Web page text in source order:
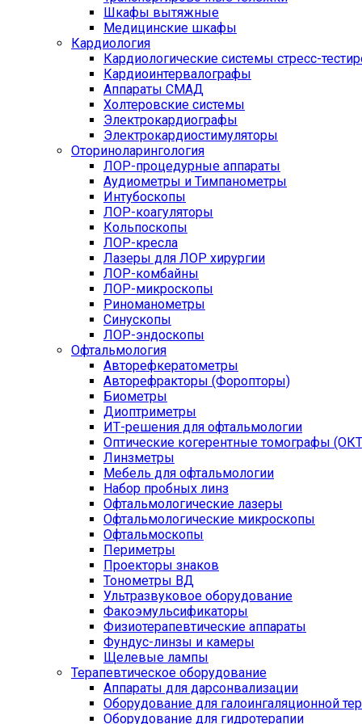
Шкафы вытяжные
Медицинские шкафы
Кардиология
Кардиологические системы стресс-
Кардиоинтервалографы
Аппараты СМАД
Холтеровские системы
Электрокардиографы
Электрокардиостимуляторы
Оториноларингология
ЛОР-процедурные аппараты
Аудиометры и Тимпанометры
Интубоскопы
ЛОР-коагуляторы
Кольпоскопы
ЛОР-кресла
Лазеры для ЛОР хирургии
ЛОР-комбайны
ЛОР-микроскопы
Риноманометры
Синускопы
ЛОР-эндоскопы
Офтальмология
Авторефкератометры
Авторефракторы (Форопторы)
Биометры
Диоптриметры
ИТ-решения для офтальмологии
Оптические когерентные томографы
Линзметры
Мебель для офтальмологии
Набор пробных линз
Офтальмологические лазеры
Офтальмологические микроскопы
Офтальмоскопы
Периметры
Проекторы знаков
Тонометры ВД
Ультразвуковое оборудование
Факоэмульсификаторы
Физиотерапевтические аппараты
Фундус-линзы и камеры
Щелевые лампы
Терапевтическое оборудование
Аппараты для дарсонвализации
Оборудование для галоингаляционной
Оборудование для гидротерапии